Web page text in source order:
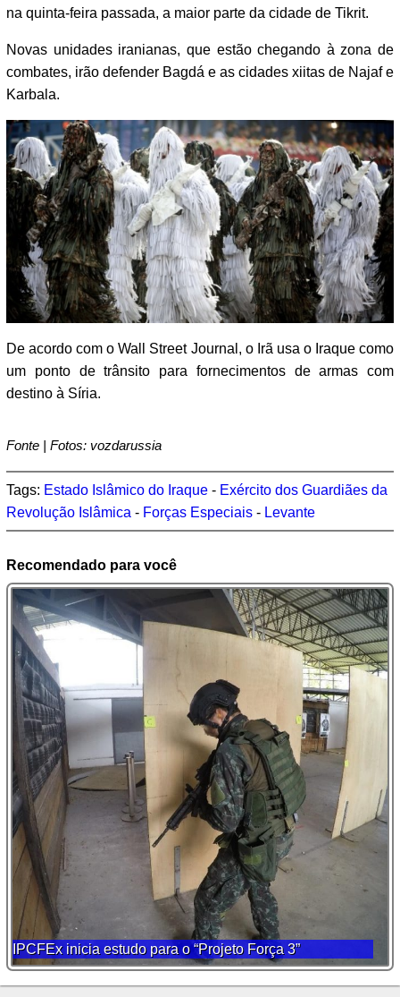
na quinta-feira passada, a maior parte da cidade de Tikrit.
Novas unidades iranianas, que estão chegando à zona de
combates, irão defender Bagdá e as cidades xiitas de Najaf e
Karbala.
De acordo com o Wall Street Journal, o Irã usa o Iraque como
um ponto de trânsito para fornecimentos de armas com
destino à Síria.
Fonte | Fotos: vozdarussia
Tags: Estado Islâmico do Iraque - Exército dos Guardiães da
Revolução Islâmica - Forças Especiais - Levante
Recomendado para você
IPCFEx inicia estudo para o “Projeto Força 3”